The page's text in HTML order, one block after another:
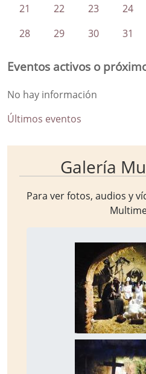
21 22 23 24
28
29 30 31
Eventos activos o
No hay información
Últimos eventos
Galería
Para ver fotos, audios y